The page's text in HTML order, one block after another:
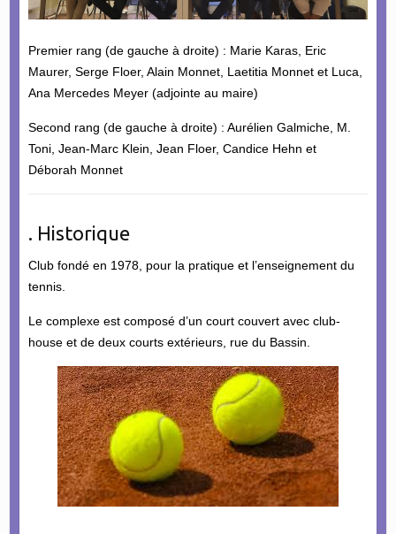
Premier rang (de gauche à droite) : Marie Karas, Eric
Maurer, Serge Floer, Alain Monnet, Laetitia Monnet et Luca,
Ana Mercedes Meyer (adjointe au maire)
Second rang (de gauche à droite) : Aurélien Galmiche, M.
Toni, Jean-Marc Klein, Jean Floer, Candice Hehn et
Déborah Monnet
. Historique
Club fondé en 1978, pour la pratique et l’enseignement du
tennis.
Le complexe est composé d’un court couvert avec club-
house et de deux courts extérieurs, rue du Bassin.